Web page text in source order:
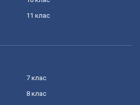
11 клас
7 клас
8 клас